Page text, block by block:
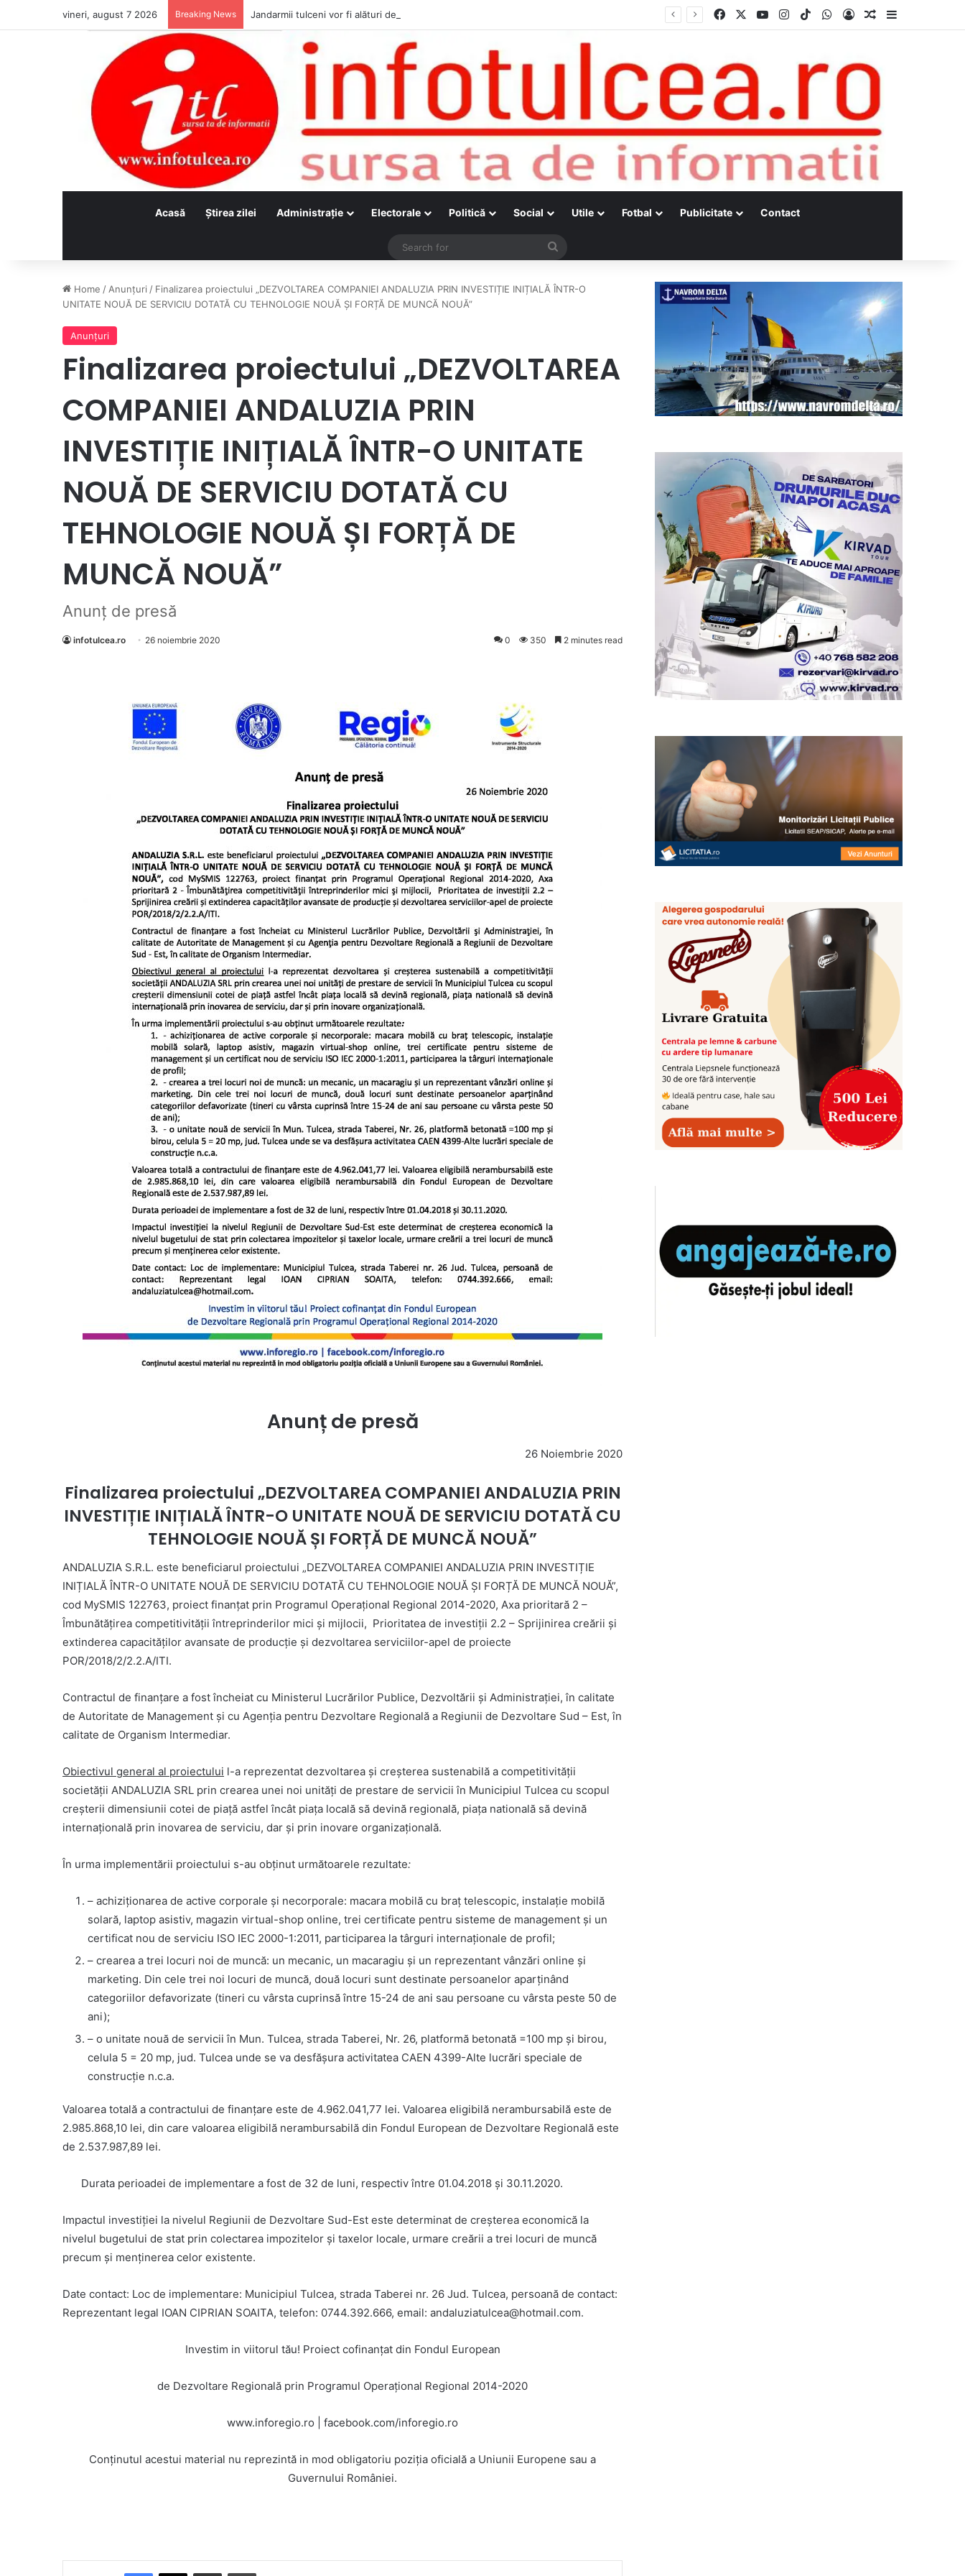
vineri, august 7 2026 Breaking News Jandarmii tulceni vor fi alături de cetățenii care vor lua parte la Festivalul Folk Țestos Facebook YouTubeInstagram
TikTokWhatsApp
Log InRandom Article
Acasă Ştirea zilei Administraţie Electorale Politică Social Utile Fotbal Publicitate Contact
Search
Home /Anunţuri / Finalizarea proiectului „DEZVOLTAREA COMPANIEI ANDALUZIA PRIN INVESTIȚIE INIȚIALĂ ÎNTR-O
UNITATE NOUĂ DE SERVICIU DOTATĂ CU TEHNOLOGIE NOUĂ ȘI FORȚĂ DE MUNCĂ NOUĂ”
Anunţuri
Finalizarea proiectului „DEZVOLTAREA
COMPANIEI ANDALUZIA PRIN
INVESTIȚIE INIȚIALĂ ÎNTR-O UNITATE
NOUĂ DE SERVICIU DOTATĂ CU
TEHNOLOGIE NOUĂ ȘI FORȚĂ DE
MUNCĂ NOUĂ”
Anunț de presă
infotulcea.ro 26 noiembrie 2020 0 350 2 minutes read
Anunț de presă
26 Noiembrie 2020
Finalizarea proiectului „DEZVOLTAREA COMPANIEI ANDALUZIA PRIN
INVESTIȚIE INIȚIALĂ ÎNTR-O UNITATE NOUĂ DE SERVICIU DOTATĂ CU
TEHNOLOGIE NOUĂ ȘI FORȚĂ DE MUNCĂ NOUĂ”
ANDALUZIA S.R.L. este beneficiarul proiectului „DEZVOLTAREA COMPANIEI ANDALUZIA PRIN INVESTIȚIE
INIȚIALĂ ÎNTR-O UNITATE NOUĂ DE SERVICIU DOTATĂ CU TEHNOLOGIE NOUĂ ȘI FORȚĂ DE MUNCĂ NOUĂ”,
cod MySMIS 122763, proiect finanțat prin Programul Operațional Regional 2014-2020, Axa prioritară 2 –
Îmbunătăţirea competitivităţii întreprinderilor mici şi mijlocii, Prioritatea de investiții 2.2 – Sprijinirea creării și
extinderea capacităților avansate de producție și dezvoltarea serviciilor-apel de proiecte
POR/2018/2/2.2.A/ITI.
Contractul de finanțare a fost încheiat cu Ministerul Lucrărilor Publice, Dezvoltării şi Administraţiei, în calitate
de Autoritate de Management și cu Agenţia pentru Dezvoltare Regională a Regiunii de Dezvoltare Sud – Est, în
calitate de Organism Intermediar.
Obiectivul general al proiectului l-a reprezentat dezvoltarea și creșterea sustenabilă a competitivității
societății ANDALUZIA SRL prin crearea unei noi unități de prestare de servicii în Municipiul Tulcea cu scopul
creșterii dimensiunii cotei de piață astfel încât piața locală să devină regională, piața natională să devină
internațională prin inovarea de serviciu, dar și prin inovare organizațională.
În urma implementării proiectului s-au obținut următoarele rezultate:
– achiziționarea de active corporale și necorporale: macara mobilă cu braț telescopic, instalație mobilă
solară, laptop asistiv, magazin virtual-shop online, trei certificate pentru sisteme de management și un
certificat nou de serviciu ISO IEC 2000-1:2011, participarea la târguri internaționale de profil;
– crearea a trei locuri noi de muncă: un mecanic, un macaragiu și un reprezentant vânzări online și
marketing. Din cele trei noi locuri de muncă, două locuri sunt destinate persoanelor aparținând
categoriilor defavorizate (tineri cu vârsta cuprinsă între 15-24 de ani sau persoane cu vârsta peste 50 de
ani);
– o unitate nouă de servicii în Mun. Tulcea, strada Taberei, Nr. 26, platformă betonată =100 mp și birou,
celula 5 = 20 mp, jud. Tulcea unde se va desfășura activitatea CAEN 4399-Alte lucrări speciale de
construcție n.c.a.
Valoarea totală a contractului de finanțare este de 4.962.041,77 lei. Valoarea eligibilă nerambursabilă este de
2.985.868,10 lei, din care valoarea eligibilă nerambursabilă din Fondul European de Dezvoltare Regională este
de 2.537.987,89 lei.
Durata perioadei de implementare a fost de 32 de luni, respectiv între 01.04.2018 și 30.11.2020.
Impactul investiției la nivelul Regiunii de Dezvoltare Sud-Est este determinat de creșterea economică la
nivelul bugetului de stat prin colectarea impozitelor și taxelor locale, urmare creării a trei locuri de muncă
precum și menținerea celor existente.
Date contact: Loc de implementare: Municipiul Tulcea, strada Taberei nr. 26 Jud. Tulcea, persoană de contact:
Reprezentant legal IOAN CIPRIAN SOAITA, telefon: 0744.392.666, email: andaluziatulcea@hotmail.com.
Investim in viitorul tău! Proiect cofinanțat din Fondul European
de Dezvoltare Regională prin Programul Operațional Regional 2014-2020
www.inforegio.ro | facebook.com/inforegio.ro
Conținutul acestui material nu reprezintă in mod obligatoriu poziția oficială a Uniunii Europene sau a
Guvernului României.